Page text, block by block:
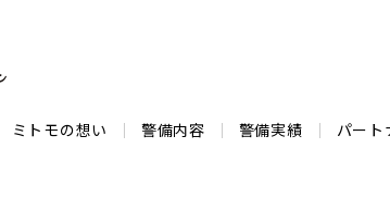
ミトモの想い 警備内容 警備実績 パート